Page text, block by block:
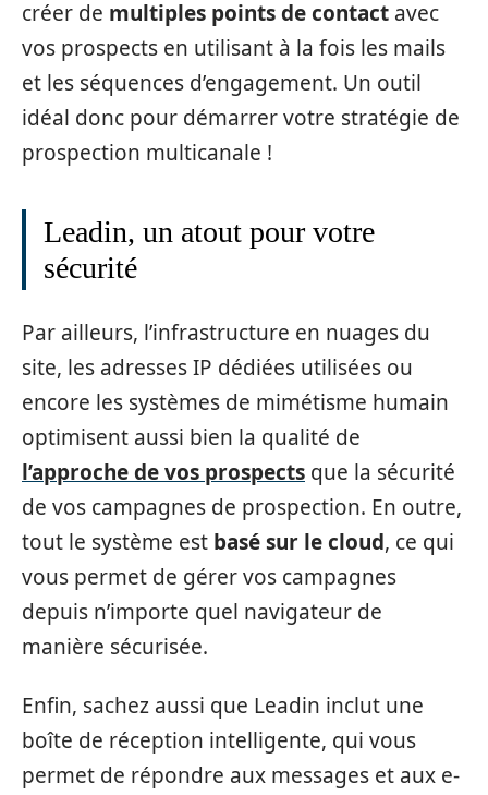
créer de multiples points de contact avec
vos prospects en utilisant à la fois les mails
et les séquences d’engagement. Un outil
idéal donc pour démarrer votre stratégie de
prospection multicanale !
Leadin, un atout pour votre
sécurité
Par ailleurs, l’infrastructure en nuages du
site, les adresses IP dédiées utilisées ou
encore les systèmes de mimétisme humain
optimisent aussi bien la qualité de
l’approche de vos prospects que la sécurité
de vos campagnes de prospection. En outre,
tout le système est basé sur le cloud, ce qui
vous permet de gérer vos campagnes
depuis n’importe quel navigateur de
manière sécurisée.
Enfin, sachez aussi que Leadin inclut une
boîte de réception intelligente, qui vous
permet de répondre aux messages et aux e-